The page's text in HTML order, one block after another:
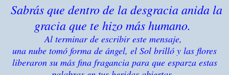
Sabrás que dentro de la desgracia anida la
gracia que te hizo más humano.
Al terminar de escribir este mensaje,
una nube tomó forma de ángel, el Sol brilló y las flores
liberaron su más fina fragancia para que esparza estas